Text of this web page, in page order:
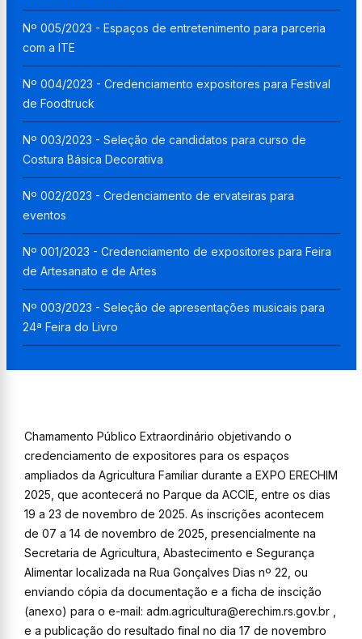
Nº 005/2023 - Espaços de entretenimento para parceria
com a ITE
Nº 004/2023 - Credenciamento expositores para Festival
de Foodtruck
Nº 003/2023 - Seleção de candidatos para curso de
Costura Básica Decorativa
Nº 002/2023 - Credenciamento de ervateiras para
eventos
Nº 001/2023 - Credenciamento de expositores para Feira
de Artesanato e de Artes
Nº 003/2023 - Seleção de apresentações musicais para
24ª Feira do Livro
Chamamento Público Extraordinário objetivando o
credenciamento de expositores para os espaços
ampliados da Agricultura Familiar durante a EXPO ERECHIM
2025, que acontecerá no Parque da ACCIE, entre os dias
19 a 23 de novembro de 2025. As inscrições acontecem
de 07 a 14 de novembro de 2025, presencialmente na
Secretaria de Agricultura, Abastecimento e Segurança
Alimentar localizada na Rua Gonçalves Dias nº 22, ou
enviando cópia da documentação e a ficha de inscição
(anexo) para o e-mail: adm.agricultura@erechim.rs.gov.br ,
e a publicação do resultado final no dia 17 de novembro